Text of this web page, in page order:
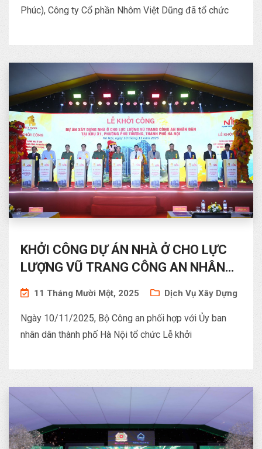
Phúc), Công ty Cổ phần Nhôm Việt Dũng đã tổ chức
KHỞI CÔNG DỰ ÁN NHÀ Ở CHO LỰC
LƯỢNG VŨ TRANG CÔNG AN NHÂN
DÂN TẠI PHƯỜNG PHÚ THƯỢNG, HÀ
NỘI
11 Tháng Mười Một, 2025 Dịch Vụ Xây Dựng
Ngày 10/11/2025, Bộ Công an phối hợp với Ủy ban
nhân dân thành phố Hà Nội tổ chức Lễ khởi